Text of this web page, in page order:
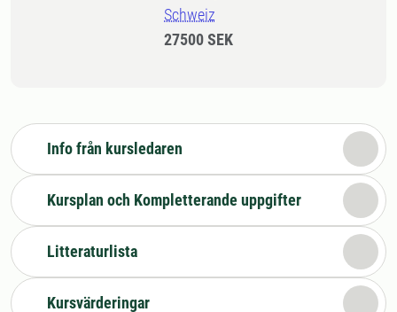
Schweiz
27500 SEK
Info från kursledaren
Kursplan och Kompletterande uppgifter
Litteraturlista
Kursvärderingar